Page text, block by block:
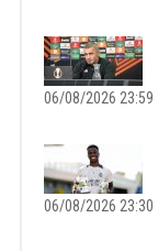
06/08/2026 23:59
06/08/2026 23:30